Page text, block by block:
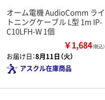
オーム電機 AudioComm ライ
トニングケーブル L型 1m IP-
C10LFH-W 1個
￥1,684（税込）
お届け日：8月11日（火）
アスクル在庫商品